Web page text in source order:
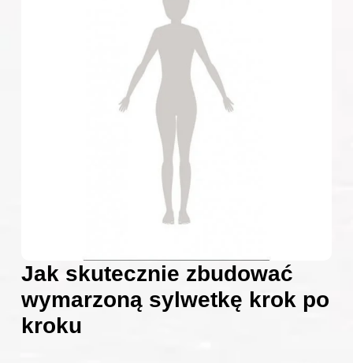
Jak skutecznie zbudować
wymarzoną sylwetkę krok po
kroku